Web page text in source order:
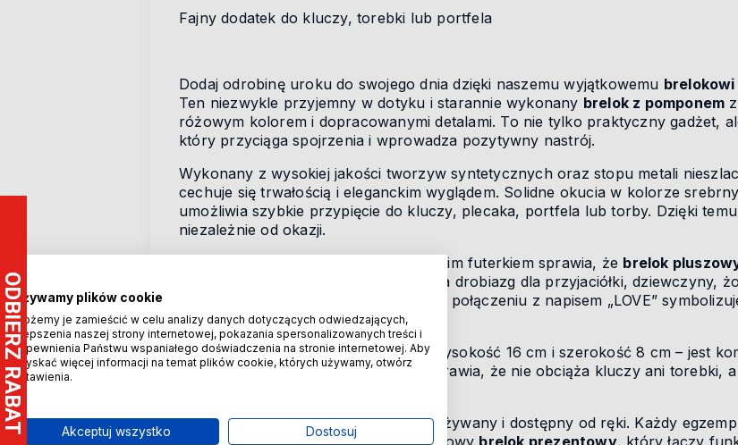
Fajny dodatek do kluczy, torebki lub portfela
Dodaj odrobinę uroku do swojego dnia dzięki naszemu wyjątkowemu
Ten niezwykle przyjemny w dotyku i starannie wykonany brelok z pomponem
różowym kolorem i dopracowanymi detalami. To nie tylko praktyczny gadżet,
który przyciąga spojrzenia i wprowadza pozytywny nastrój.
Wykonany z wysokiej jakości tworzyw syntetycznych oraz stopu metali
cechuje się trwałością i eleganckim wyglądem. Solidne okucia w kolorze
umożliwia szybkie przypięcie do kluczy, plecaka, portfela lub torby. Dzięki
niezależnie od okazji.
Uroczy motyw śpiącej laleczki z miękkim futerkiem sprawia, że brelok
bliskiej osoby. To doskonały pomysł na drobiazg dla przyjaciółki, dziewczyny,
miłość i troskę. Różowa kolorystyka w połączeniu z napisem „LOVE”
każdemu stylowi.
Tenbrelok do torebki damskiejma wysokość 16 cm i szerokość 8 cm – jest
efektowny. Jego lekka konstrukcja sprawia, że nie obciąża kluczy ani torebki,
Podkreślamy –towar jest nowy, nieużywany i dostępny od ręki. Każdy
do Ciebie w idealnym stanie. To wyjątkowy brelok prezentowy, który łączy
Używamy plików cookie
Możemy je zamieścić w celu analizy danych dotyczących odwiedzających,
ulepszenia naszej strony internetowej, pokazania spersonalizowanych treści i
zapewnienia Państwu wspaniałego doświadczenia na stronie internetowej. Aby
uzyskać więcej informacji na temat plików cookie, których używamy, otwórz
ustawienia.
Akceptuj wszystko Dostosuj